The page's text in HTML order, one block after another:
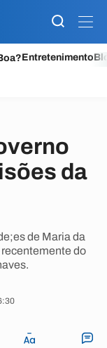
Entretenimento
da
de Maria da
do